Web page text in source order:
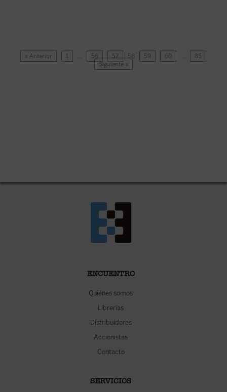
« Anterior 1 … 56 57 58 59 60 …
85
Siguiente »
ENCUENTRO
Quiénes somos
Librerías
Distribuidores
Accionistas
Contacto
SERVICIOS